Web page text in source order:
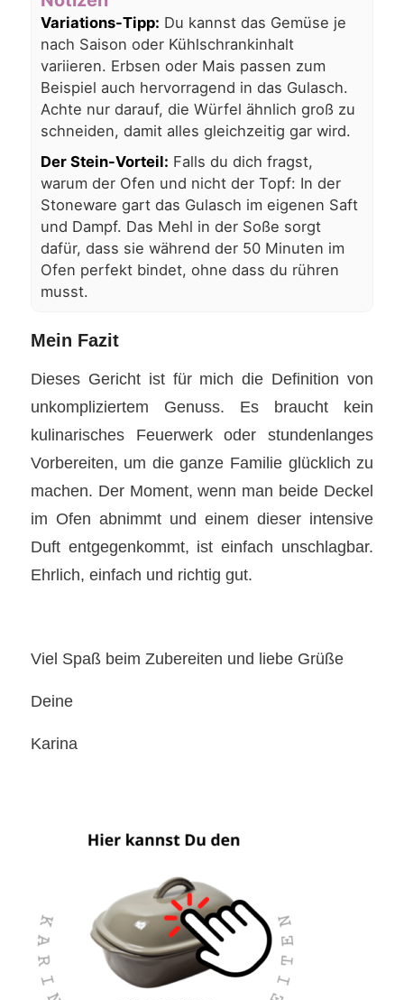
Variations-Tipp: Du kannst das Gemüse je
nach Saison oder Kühlschrankinhalt
variieren. Erbsen oder Mais passen zum
Beispiel auch hervorragend in das Gulasch.
Achte nur darauf, die Würfel ähnlich groß zu
schneiden, damit alles gleichzeitig gar wird.
Der Stein-Vorteil: Falls du dich fragst,
warum der Ofen und nicht der Topf: In der
Stoneware gart das Gulasch im eigenen Saft
und Dampf. Das Mehl in der Soße sorgt
dafür, dass sie während der 50 Minuten im
Ofen perfekt bindet, ohne dass du rühren
musst.
Mein Fazit
Dieses Gericht ist für mich die Definition von
unkompliziertem Genuss. Es braucht kein
kulinarisches Feuerwerk oder stundenlanges
Vorbereiten, um die ganze Familie glücklich zu
machen. Der Moment, wenn man beide Deckel
im Ofen abnimmt und einem dieser intensive
Duft entgegenkommt, ist einfach unschlagbar.
Ehrlich, einfach und richtig gut.
Viel Spaß beim Zubereiten und liebe Grüße
Deine
Karina